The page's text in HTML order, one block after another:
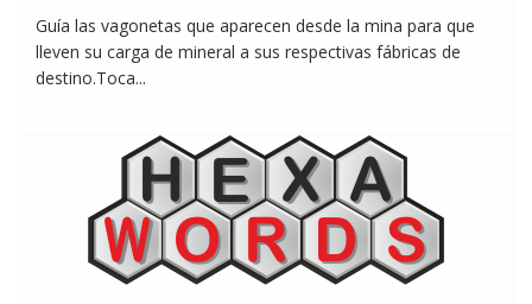
Guía las vagonetas que aparecen desde la mina para que
lleven su carga de mineral a sus respectivas fábricas de
destino.Toca...